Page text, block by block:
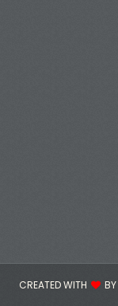
CREATED WITH BY